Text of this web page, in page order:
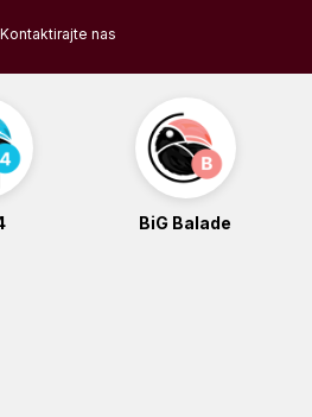
Kontaktirajte nas
BiG Balade